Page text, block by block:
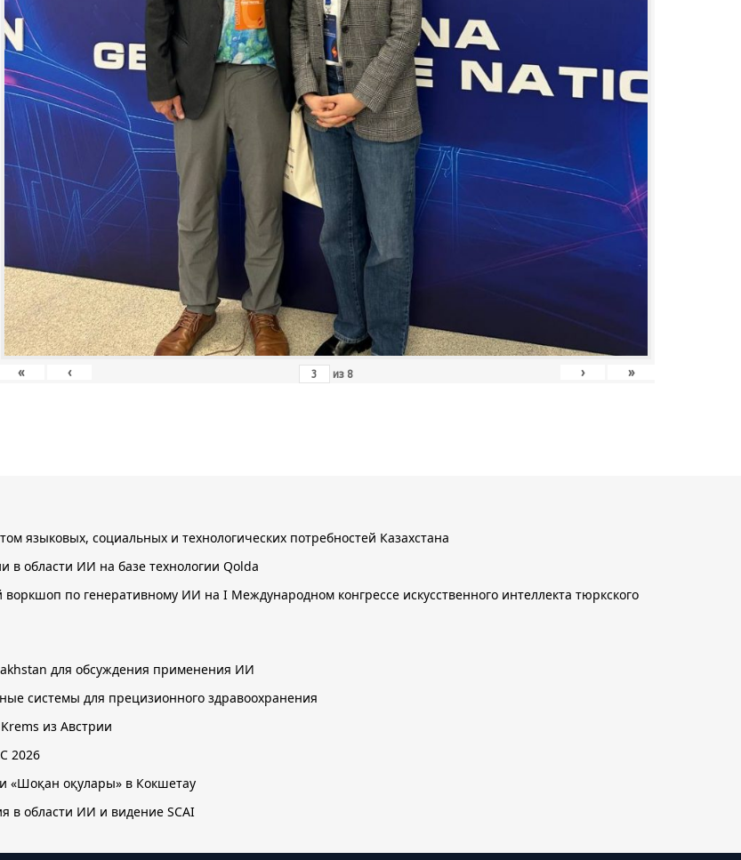
« ‹ из 8 › »
языковых, социальных и технологических потребностей Казахстана
в области ИИ на базе технологии Qolda
по генеративному ИИ на I Международном конгрессе искусственного интеллекта тюркского
для обсуждения применения ИИ
системы для прецизионного здравоохранения
из Австрии
2026
«Шоқан оқулары» в Кокшетау
в области ИИ и видение SCAI